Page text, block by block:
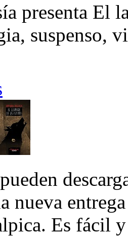
presenta El
suspenso,
nueva
Es fácil